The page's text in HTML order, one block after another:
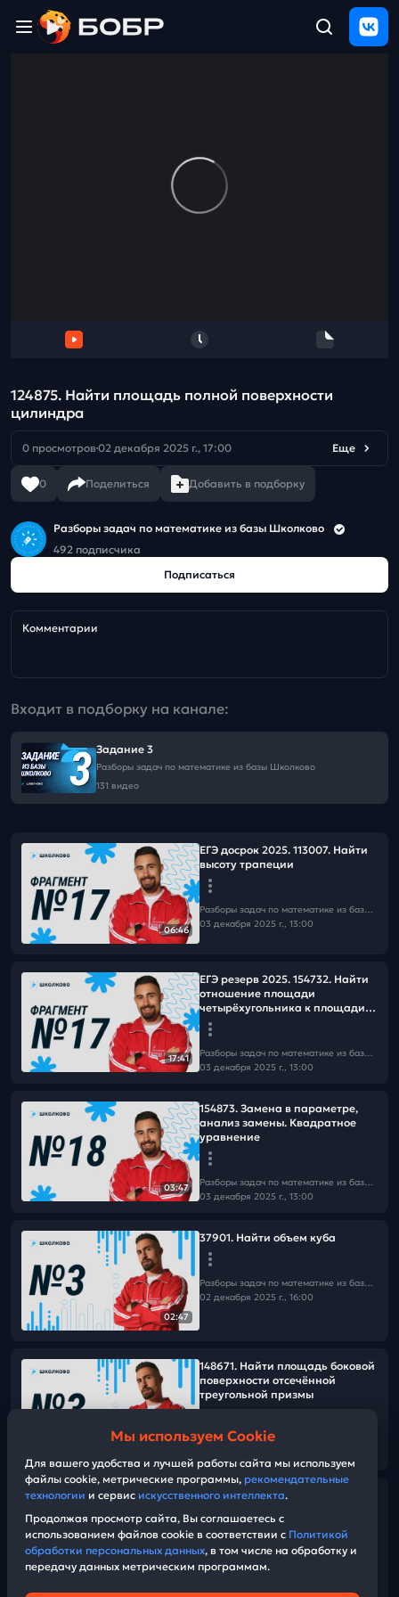
124875. Найти площадь полной поверхности
цилиндра
0 просмотров 02 декабря 2025 г., 17:00 Еще
0 Поделиться Добавить в подборку
Разборы задач по математике из базы Школково
492 подписчика
Подписаться
Комментарии
Входит в подборку на канале:
Задание 3
Разборы задач по математике из базы Школково
131 видео
06:46
ЕГЭ досрок 2025. 113007. Найти
высоту трапеции
Разборы задач по математике из базы Школково
03 декабря 2025 г., 13:00
17:41
ЕГЭ резерв 2025. 154732. Найти
отношение площади
четырёхугольника к площади
трапеции
Разборы задач по математике из базы Школково
03 декабря 2025 г., 13:00
03:47
154873. Замена в параметре,
анализ замены. Квадратное
уравнение
Разборы задач по математике из базы Школково
03 декабря 2025 г., 13:00
02:47
37901. Найти объем куба
Разборы задач по математике из базы Школково
02 декабря 2025 г., 16:00
03:46
148671. Найти площадь боковой
поверхности отсечённой
треугольной призмы
01:43
137516. Найти объем пирамиды
02 декабря 2025 г., 16:00
Мы используем Cookie
Для вашего удобства и лучшей работы сайта мы используем
файлы cookie, метрические программы, рекомендательные
технологии и сервис искусственного интеллекта.
Продолжая просмотр сайта, Вы соглашаетесь с
использованием файлов cookie в соответствии с Политикой
обработки персональных данных, в том числе на обработку и
передачу данных метрическим программам.